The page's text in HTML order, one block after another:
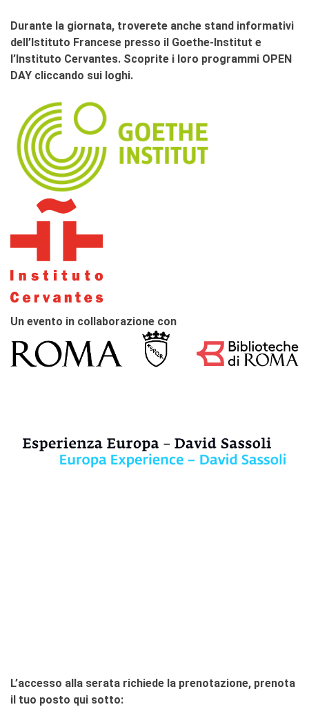
Durante la giornata, troverete anche stand informativi
dell’Istituto Francese presso il Goethe-Institut e
l’Instituto Cervantes. Scoprite i loro programmi OPEN
DAY cliccando sui loghi.
Un evento in collaborazione con
L’accesso alla serata richiede la prenotazione, prenota
il tuo posto qui sotto: